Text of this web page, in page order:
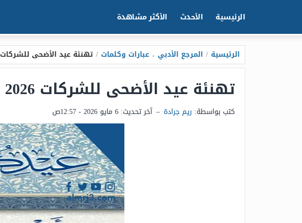
الرئيسية الأحدث الأكثر مشاهدة
الرئيسية / المرجع الأدبي ، عبارات وكلمات / تهنئة عيد الأضحى للشركات 2026 نموذج تهنئة عيد الاضحى المبارك
تهنئة عيد الأضحى للشركات 2026 نموذج تهنئة عيد الاضحى المبارك
كتب بواسطة: ريم جرادة – آخر تحديث: 6 مايو 2026 - 12:57ص